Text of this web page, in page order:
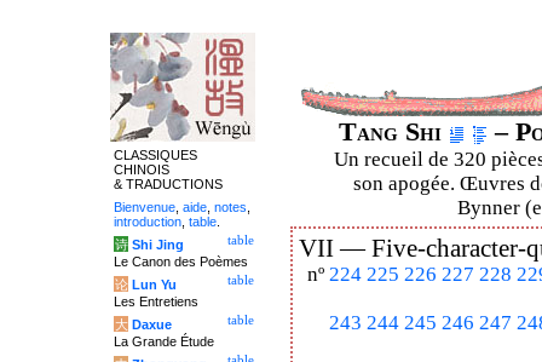
Tang Shi –
Un recueil de 320
son apogée. Œuvres
Bynner
VII —Five-character-
nº 224 225 226 227 228
243 244 245 246 247
CLASSIQUES
CHINOIS
& TRADUCTIONS
Bienvenue aide notes
introduction table
table
诗 Shi Jing
Le Canon des Poèmes
table
论 Lun Yu
Les Entretiens
table
大 Daxue
La Grande Étude